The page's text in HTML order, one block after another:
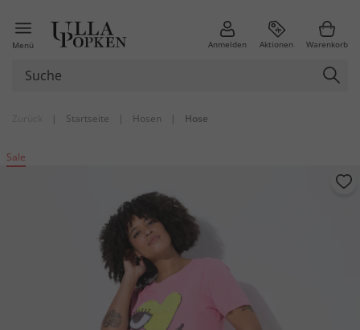
Menü Anmelden Aktionen Warenkorb
| Startseite | Hosen | Hose
Sale